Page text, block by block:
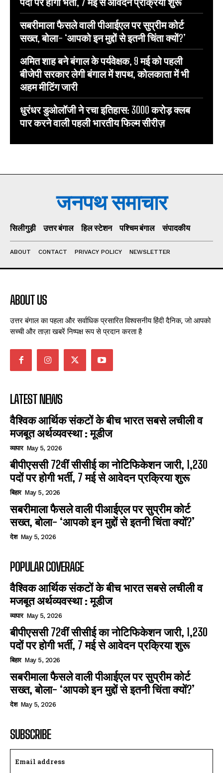
सबरीमाला फैसले वाली पीआईएल पर सुप्रीम कोर्ट
सख्त, बोला- ‘आपको इन मुद्दों से इतनी चिंता क्यों?’
अमित शाह बने बंगाल के पर्यवेक्षक, 9 मई को पहली
बीजेपी सरकार लेगी बंगाल में शपथ, कोलकाता में भी
अहम मीटिंग जारी
धुरंधर डुओलॉजी ने रचा इतिहास: 3000 करोड़ क्लब
पार करने वाली पहली भारतीय फिल्म सीरीज़
जनपथ समाचार
सिलीगुड़ी उत्तर बंगाल हिल स्टेशन पश्चिम बंगाल संपादकीय
ABOUT CONTACT PRIVACY POLICY NEWSLETTER
ABOUT US
उत्तर बंगाल का पहला और सर्वाधिक प्रसारित विश्वसनीय हिंदी दैनिक, जो आपको
सच्ची और ताज़ा खबरें निष्पक्ष रूप से प्रदान करता है
LATEST NEWS
वैश्विक आर्थिक संकटों के बीच भारत सबसे लचीली व
मजबूत अर्थव्यवस्था : मूडीज
व्यापार May 5, 2026
बीपीएससी 72वीं सीसीई का नोटिफिकेशन जारी, 1,230
पदों पर होगी भर्ती, 7 मई से आवेदन प्रक्रिया शुरू
बिहार May 5, 2026
सबरीमाला फैसले वाली पीआईएल पर सुप्रीम कोर्ट
सख्त, बोला- ‘आपको इन मुद्दों से इतनी चिंता क्यों?’
देश May 5, 2026
POPULAR COVERAGE
वैश्विक आर्थिक संकटों के बीच भारत सबसे लचीली व
मजबूत अर्थव्यवस्था : मूडीज
व्यापार May 5, 2026
बीपीएससी 72वीं सीसीई का नोटिफिकेशन जारी, 1,230
पदों पर होगी भर्ती, 7 मई से आवेदन प्रक्रिया शुरू
बिहार May 5, 2026
सबरीमाला फैसले वाली पीआईएल पर सुप्रीम कोर्ट
सख्त, बोला- ‘आपको इन मुद्दों से इतनी चिंता क्यों?’
देश May 5, 2026
SUBSCRIBE